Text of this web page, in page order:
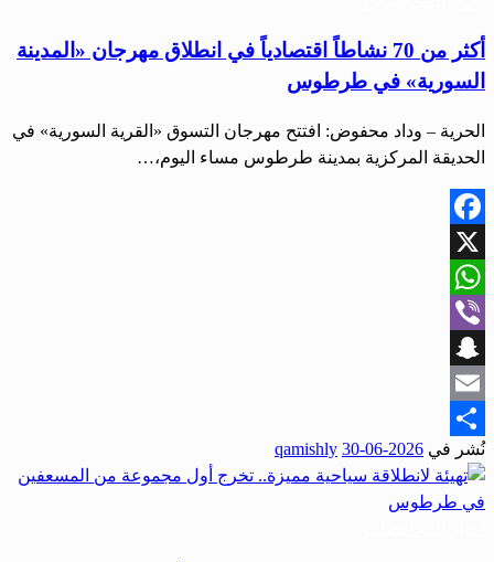
أكثر من 70 نشاطاً اقتصادياً في انطلاق مهرجان «المدينة
السورية» في طرطوس
الحرية – وداد محفوض: افتتح مهرجان التسوق «القرية السورية» في
الحديقة المركزية بمدينة طرطوس مساء اليوم،…
Facebook
X
WhatsApp
Viber
Snapchat
Email
Share
نُشر في 2026-06-30
qamishly